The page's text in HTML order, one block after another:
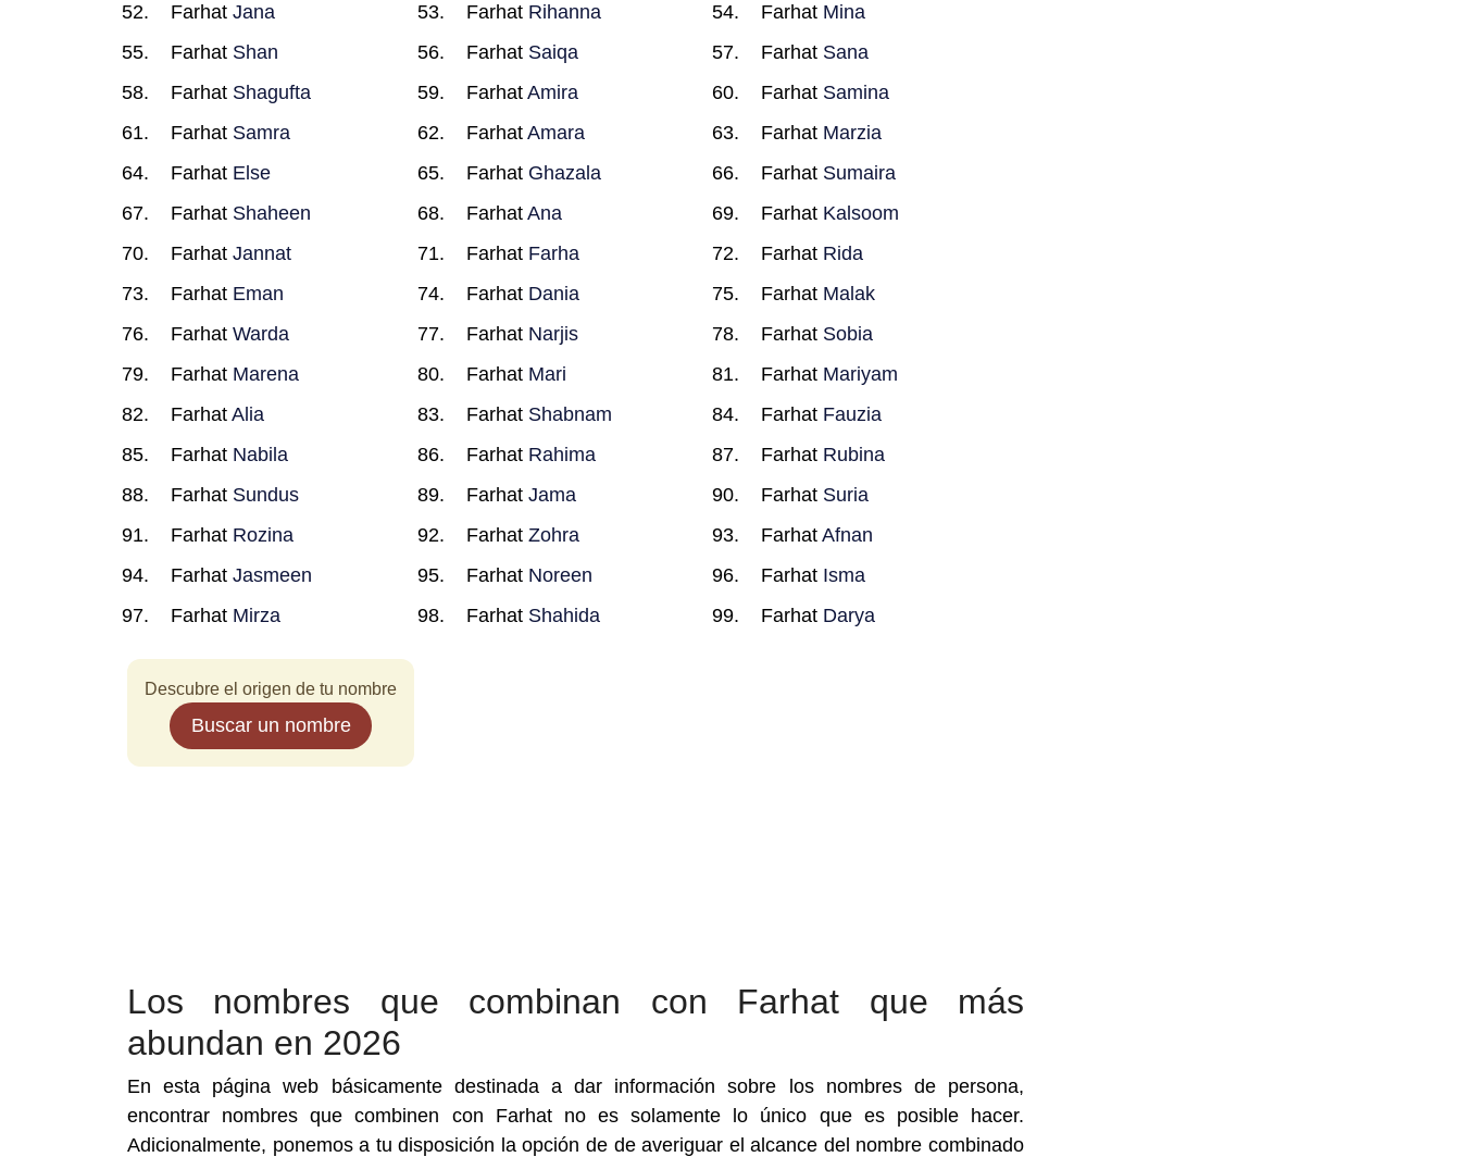
Farhat Jana Farhat Rihanna Farhat Mina
Farhat Shan Farhat Saiqa Farhat Sana
Farhat Shagufta Farhat Amira Farhat Samina
Farhat Samra Farhat Amara Farhat Marzia
Farhat Else Farhat Ghazala Farhat Sumaira
Farhat Shaheen Farhat Ana Farhat Kalsoom
Farhat Jannat Farhat Farha Farhat Rida
Farhat Eman Farhat Dania Farhat Malak
Farhat Warda Farhat Narjis Farhat Sobia
Farhat Marena Farhat Mari Farhat Mariyam
Farhat Alia Farhat Shabnam Farhat Fauzia
Farhat Nabila Farhat Rahima Farhat Rubina
Farhat Sundus Farhat Jama Farhat Suria
Farhat Rozina Farhat Zohra FarhatAfnan
Farhat Jasmeen Farhat Noreen Farhat Isma
Farhat Mirza Farhat Shahida Farhat Darya
Descubre el origen de tu nombre
Buscar un nombre
Los nombres que combinan con Farhat que más
abundan en 2026
En esta página web básicamente destinada a dar información sobre los nombres de persona,
encontrar nombres que combinen con Farhat no es solamente lo único que es posible hacer.
Adicionalmente, ponemos a tu disposición la opción de de averiguar el alcance del nombre combinado